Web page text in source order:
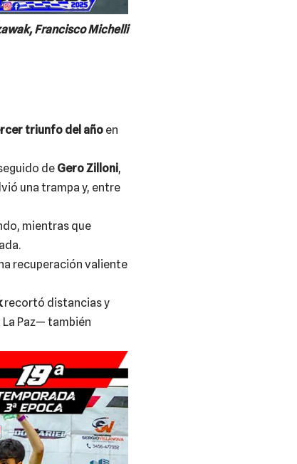
Francisco Michelli
triunfo del año en
de Gero Zilloni,
una trampa y, entre
mientras que
recuperación valiente
recortó distancias y
Paz— también